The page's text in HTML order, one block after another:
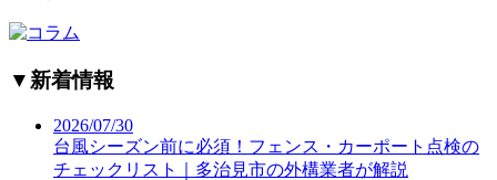
▼ 新着情報
2026/07/30
台風シーズン前に必須！フェンス・カーポート点検の
チェックリスト｜多治見市の外構業者が解説